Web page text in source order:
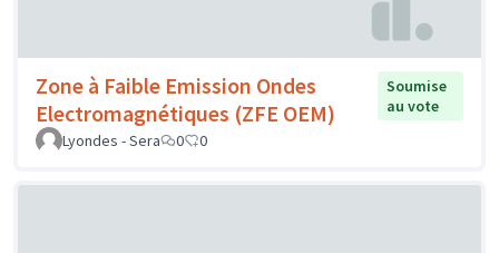
Zone à Faible Emission Ondes
Electromagnétiques (ZFE OEM)
Soumise
au vote
Lyondes - Sera
0 0